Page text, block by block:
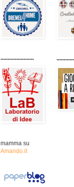
.......................
mamma su
Amando.it